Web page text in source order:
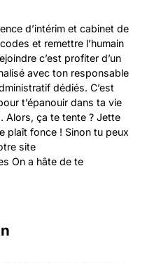
d’intérim et cabinet de
et remettre l’humain
c’est profiter d’un
avec ton responsable
dédiés. C’est
t’épanouir dans ta vie
Alors, ça te tente ? Jette
plaît fonce ! Sinon tu peux
site
On a hâte de te